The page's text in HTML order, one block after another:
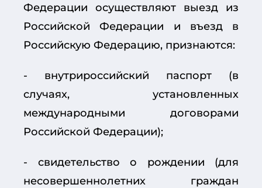
Федерации осуществляют выезд из
Российской Федерации и въезд в
Российскую Федерацию, признаются:
- внутрироссийский паспорт (в
случаях, установленных
международными договорами
Российской Федерации);
- свидетельство о рождении (для
несовершеннолетних граждан